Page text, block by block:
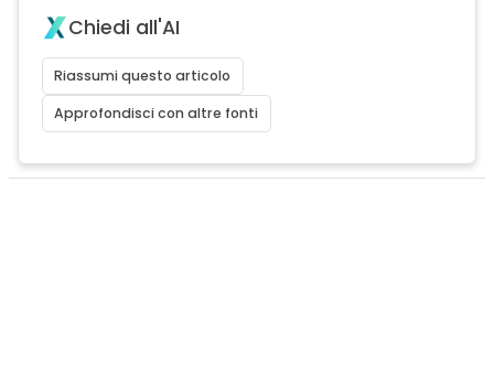
Chiedi all'AI
Riassumi questo articolo
Approfondisci con altre fonti